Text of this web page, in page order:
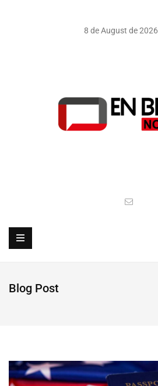
8 de August de 2026
Blog Post